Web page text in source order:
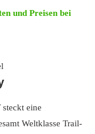
und Preisen bei
steckt eine
Weltklasse Trail-